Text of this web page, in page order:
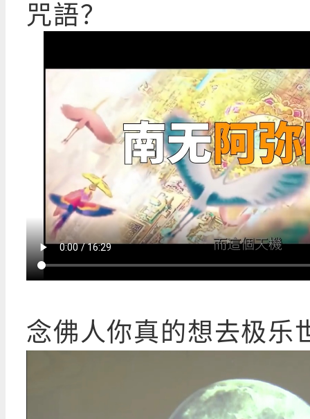
咒語？
念佛人你真的想去极乐